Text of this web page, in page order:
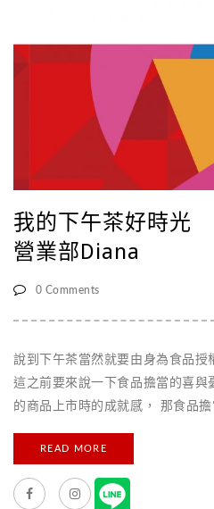
口金小錢包等，代表Kitty陪伴在
鬱悶的生活加油打氣！ 在旁邊看
Kitty，頭低低的覺得好萌啊！ 在
Tiffany指導要撒球球 [...]
我的下午茶好時光
營業部Diana
0 Comments
說到下午茶當然就要由身為食品授
這之前要來說一下食品擔當的喜
的商品上市時的成就感， 那食品
不是我愛吃，因為自己要先喜歡才
紙機的我，一個不小心就會越過”
多了個幾公斤…..（舉手：老闆這樣
READ MORE